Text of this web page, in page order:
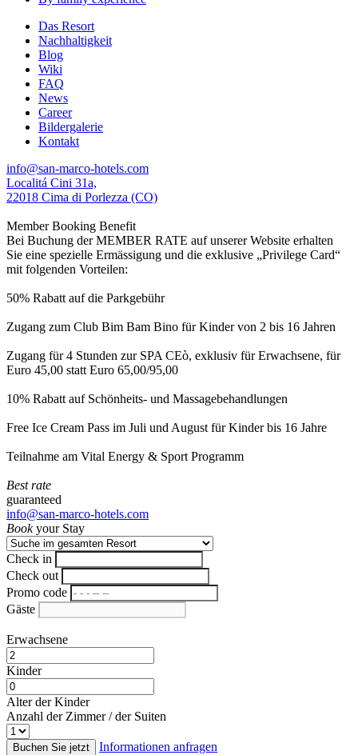
Das Resort
Nachhaltigkeit
Blog
Wiki
FAQ
News
Career
Bildergalerie
Kontakt
info@san-marco-hotels.com
Localitá Cini 31a,
22018 Cima di Porlezza (CO)
Member Booking Benefit
Bei Buchung der MEMBER RATE auf unserer Website erhalten
Sie eine spezielle Ermässigung und die exklusive „Privilege Card“
mit folgenden Vorteilen:
50% Rabatt auf die Parkgebühr
Zugang zum Club Bim Bam Bino für Kinder von 2 bis 16 Jahren
Zugang für 4 Stunden zur SPA CEò, exklusiv für Erwachsene, für
Euro 45,00 statt Euro 65,00/95,00
10% Rabatt auf Schönheits- und Massagebehandlungen
Free Ice Cream Pass im Juli und August für Kinder bis 16 Jahre
Teilnahme am Vital Energy & Sport Programm
Best rate
guaranteed
info@san-marco-hotels.com
Bookyour Stay
Check in
Check out
Promo code
Gäste
Erwachsene
Kinder
Alter der Kinder
Anzahl der Zimmer / der Suiten
Buchen Sie jetzt
Informationen anfragen